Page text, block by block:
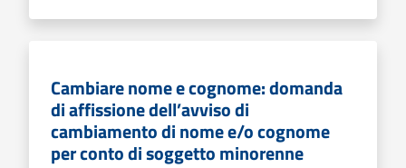
Cambiare nome e cognome: domanda
di affissione dell’avviso di
cambiamento di nome e/o cognome
per conto di soggetto minorenne